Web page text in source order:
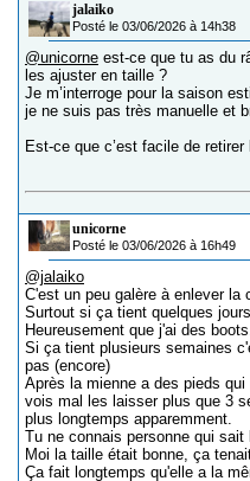
jalaiko
Posté le 03/06/2026 à 14h38
@unicorne est-ce que tu as du
les ajuster en taille ?
Je m’interroge pour la saison
je ne suis pas très manuelle et
Est-ce que c’est facile de
unicorne
Posté le 03/06/2026 à 16h49
@jalaiko
C'est un peu galère à enlever la
Surtout si ça tient quelques
Heureusement que j'ai des
Si ça tient plusieurs semaines
pas (encore)
Après la mienne a des pieds
vois mal les laisser plus que 3
plus longtemps apparemment.
Tu ne connais personne qui sait
Moi la taille était bonne, ça
Ça fait longtemps qu'elle a la